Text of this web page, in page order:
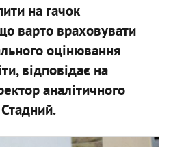
на гачок
варто враховувати
оцінювання
відповідає на
аналітичного
.